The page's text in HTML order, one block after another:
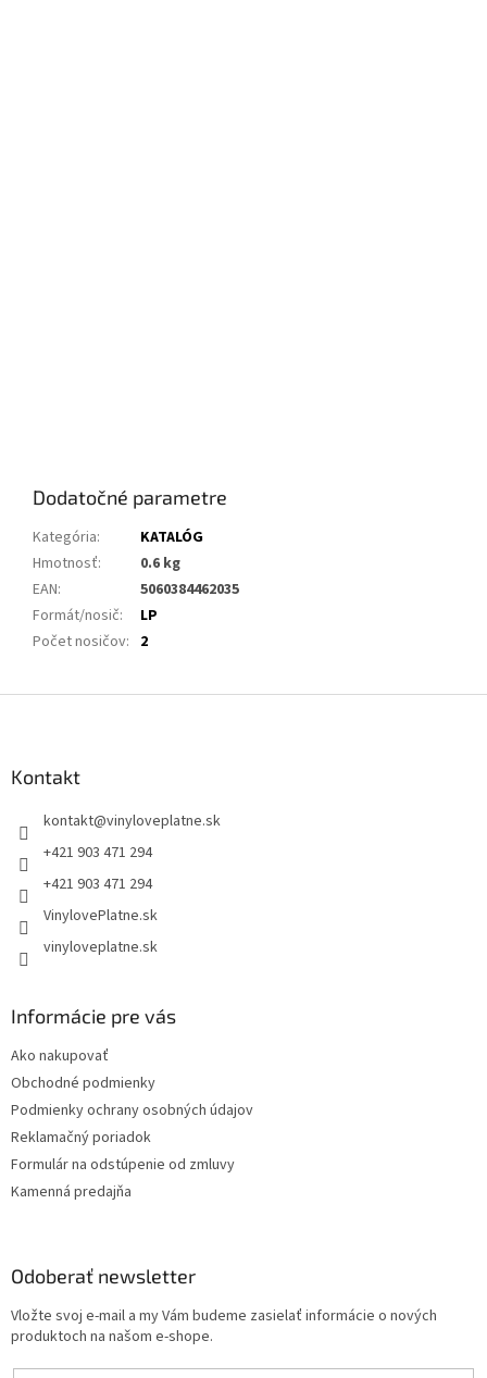
Dodatočné parametre
Kategória:
KATALÓG
Hmotnosť:
0.6 kg
EAN:
5060384462035
Formát/nosič:
LP
Počet nosičov: 2
Kontakt
kontakt@vinyloveplatne.sk
+421 903 471 294
+421 903 471 294
VinylovePlatne.sk
vinyloveplatne.sk
Informácie pre vás
Ako nakupovať
Obchodné podmienky
Podmienky ochrany osobných údajov
Reklamačný poriadok
Formulár na odstúpenie od zmluvy
Kamenná predajňa
Odoberať newsletter
Vložte svoj e-mail a my Vám budeme zasielať informácie o nových
produktoch na našom e-shope.